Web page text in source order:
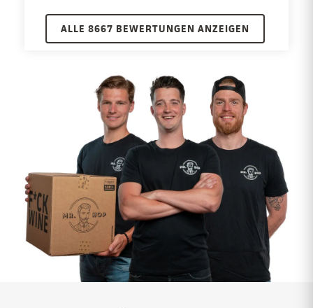
ALLE 8667 BEWERTUNGEN ANZEIGEN